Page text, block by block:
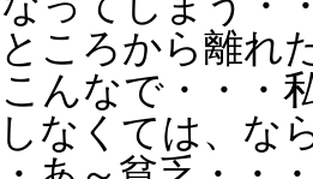
ころから離れ
んなで・・・
なくては、な